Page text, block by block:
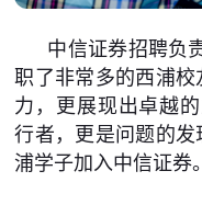
中信证券招聘负
职了非常多的西浦
力，更展现出卓越
行者，更是问题的
浦学子加入中信证券